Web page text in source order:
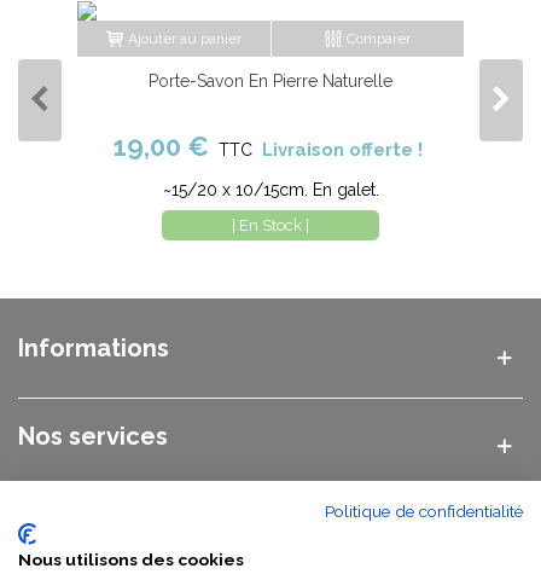
Ajouter au panier Comparer
Porte-Savon En Pierre Naturelle
19,00 € TTC Livraison offerte !
~15/20 x 10/15cm. En galet.
| En Stock |
Informations
Nos services
Nos catégories Politique de confidentialité
Nous utilisons des cookies